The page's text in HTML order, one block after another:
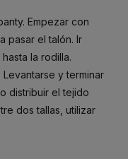
Empezar con
pasar el talón. Ir
la rodilla.
y terminar
distribuir el tejido
dos tallas, utilizar